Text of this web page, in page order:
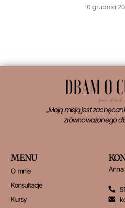
10 grudnia
„Moją misją jest
zrównoważonego
MENU
O mnie
Konsultacje
Kursy
Anna